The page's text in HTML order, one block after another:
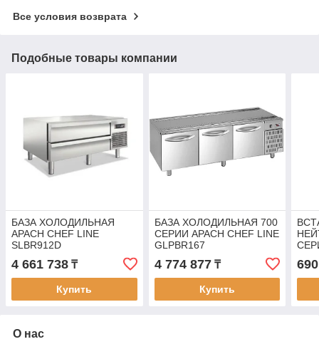
Все условия возврата
Подобные товары компании
БАЗА ХОЛОДИЛЬНАЯ
APACH CHEF LINE
SLBR912D
4 661 738 ₸
Купить
БАЗА ХОЛОДИЛЬНАЯ 700
СЕРИИ APACH CHEF LINE
GLPBR167
4 774 877₸
Купить
О нас